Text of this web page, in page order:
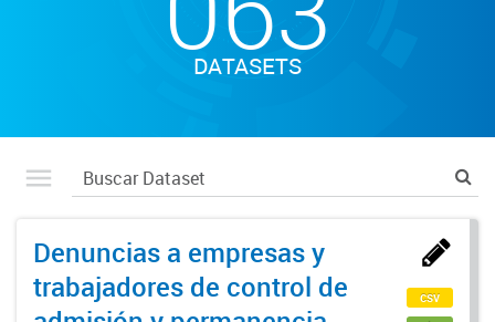
DATASETS
Denuncias a empresas y
trabajadores de control de
csv